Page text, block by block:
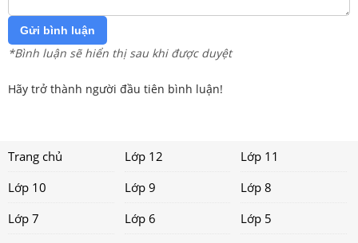
Gửi bình luận
*Bình luận sẽ hiển thị sau khi được duyệt
Hãy trở thành người đầu tiên bình luận!
Trang chủ Lớp 12
Lớp 11
Lớp 10
Lớp 9
Lớp 8
Lớp 7
Lớp 6
Lớp 5